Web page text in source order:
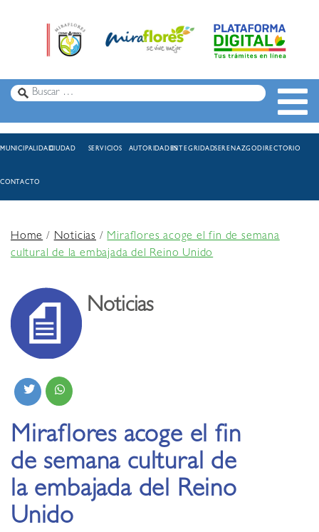
MUNICIPALIDADCIUDAD SERVICIOS AUTORIDADESINTEGRIDADSERENAZGODIRECTORIO
CONTACTO
Home/Noticias /Miraflores acoge el fin de semana
cultural de la embajada del Reino Unido
Noticias
Miraflores acoge el fin
de semana cultural de
la embajada del Reino
Unido